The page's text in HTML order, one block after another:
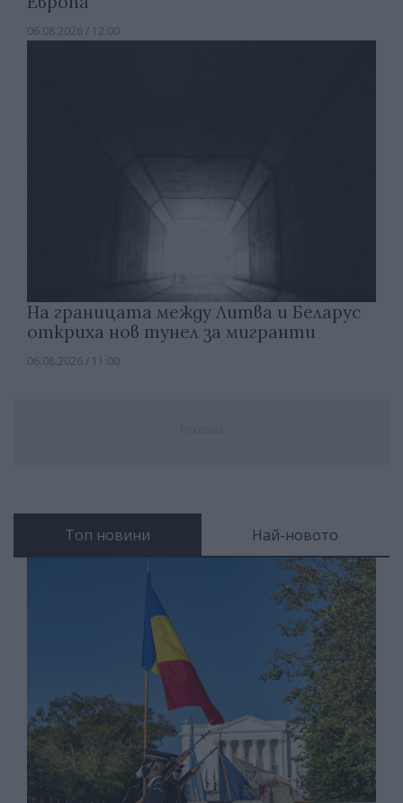
06.08.2026 / 12:00
На границата между Литва и Беларус
откриха нов тунел за мигранти
06.08.2026 / 11:00
Топ новини Най-новото